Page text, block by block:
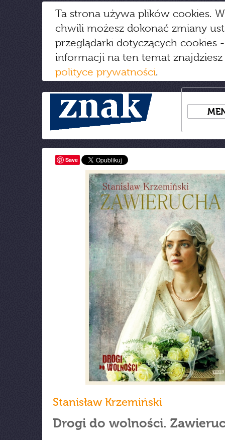
Ta strona używa plików cookies.
chwili możesz dokonać zmiany
przeglądarki dotyczących cookies
informacji na ten temat
polityce prywatności.
Save
Stanisław Krzemiński
Drogi do wolności.